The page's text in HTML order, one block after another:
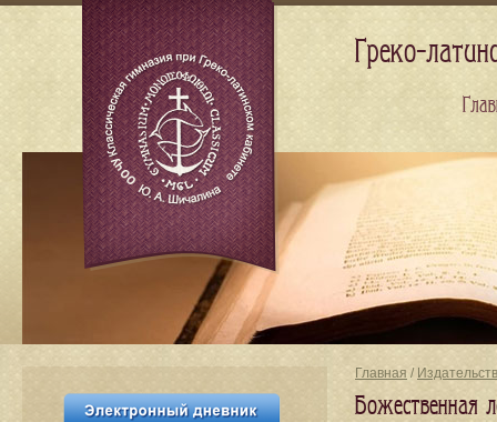
Главная /
Божественная
Греко-